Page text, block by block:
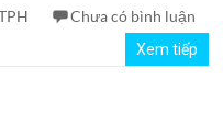
Chưa có bình luận
Xem tiếp